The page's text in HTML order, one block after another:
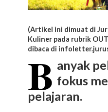
(Artikel ini dimuat di
Kuliner pada rubrik
dibaca di
B anyak
fokus
pelajaran.